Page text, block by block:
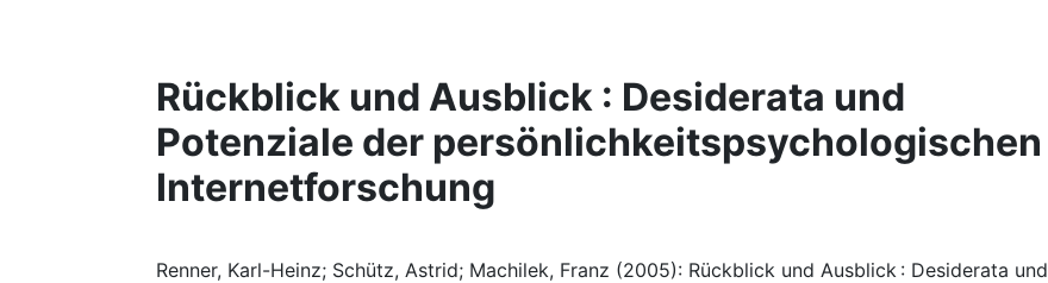
Rückblick und Ausblick : Desiderata und
Potenziale der persönlichkeitspsychologischen
Internetforschung
Renner, Karl-Heinz; Schütz, Astrid; Machilek, Franz (2005): Rückblick und Ausblick : Desiderata und